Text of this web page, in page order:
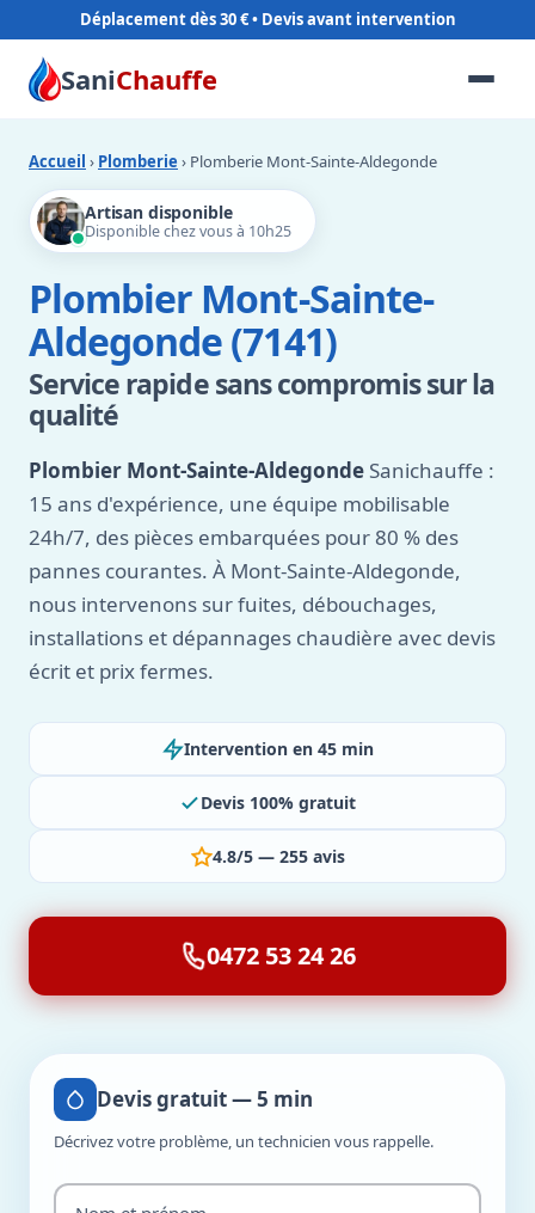
Déplacement dès 30 €
SaniChauffe
Accueil › Plomberie › Plomberie Mont-Sainte-Aldegonde
Artisan disponible
Disponible chez vous à 10h25
Plombier Mont-Sainte-
Aldegonde (7141)
Service rapide sans compromis sur la
qualité
Plombier Mont-Sainte-Aldegonde Sanichauffe :
15 ans d'expérience, une équipe mobilisable
24h/7, des pièces embarquées pour 80 % des
pannes courantes. À Mont-Sainte-Aldegonde,
nous intervenons sur fuites, débouchages,
installations et dépannages chaudière avec devis
écrit et prix fermes.
Intervention en 45 min
Devis 100% gratuit
4.8/5 — 255 avis
0472 53 24 26
Devis gratuit — 5 min
Décrivez votre problème, un technicien vous rappelle.